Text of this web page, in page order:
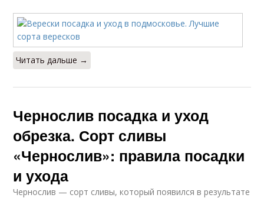
Читать дальше →
Чернослив посадка и уход
обрезка. Сорт сливы
«Чернослив»: правила посадки
и ухода
Чернослив — сорт сливы, который появился в результате